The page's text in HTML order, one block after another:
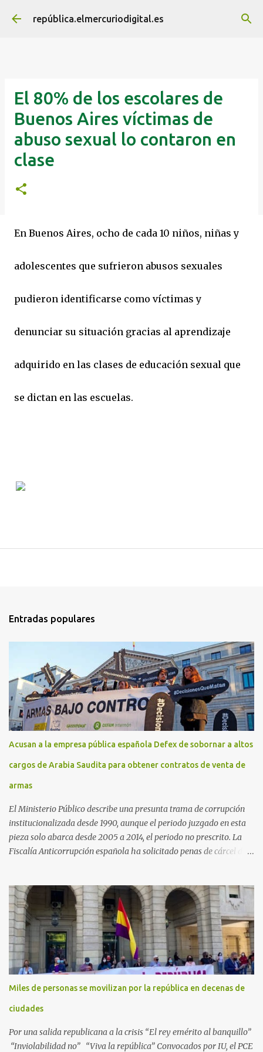
Ir al contenido principal
república.elmercuriodigital.es
El 80% de los escolares de
Buenos Aires víctimas de
abuso sexual lo contaron en
clase
En Buenos Aires, ocho de cada 10 niños, niñas y
adolescentes que sufrieron abusos sexuales
pudieron identificarse como víctimas y
denunciar su situación gracias al aprendizaje
adquirido en las clases de educación sexual que
se dictan en las escuelas.
Entradas populares
Acusan a la empresa pública española Defex de sobornar a altos
cargos de Arabia Saudita para obtener contratos de venta de
armas
El Ministerio Público describe una presunta trama de corrupción
institucionalizada desde 1990, aunque el periodo juzgado en esta
pieza solo abarca desde 2005 a 2014, el periodo no prescrito. La
Fiscalía Anticorrupción española ha solicitado penas de cárcel de
Arabia Saudita a través de la empresa pública española Defex,
disuelta. El fiscal Conrado Saiz describe en su escrito de
conclusiones cómo la empresa pública Defex pagó comisiones
ilegales a diversas autoridades del régimen árabe entre 2005 y
2014, para obtener a cambio la materialización de los contratos. El
Ministerio Público lleva a cabo esta acusación en una de las piezas
separadas del llamado 'caso Defex', que investiga once ventas
ejecutadas en este periodo, y atribuye a José Ignacio Encinas
Charro, presidente de la compañía pública hasta 2013, los
Miles de personas se movilizan por la república en decenas de
ciudades
Por una salida republicana a la crisis “El rey emérito al banquillo”
“Inviolabilidad no” “Viva la república” Convocados por IU, el PCE